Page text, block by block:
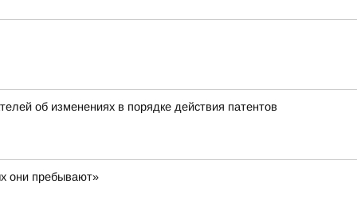
об изменениях в порядке действия патентов
они пребывают»